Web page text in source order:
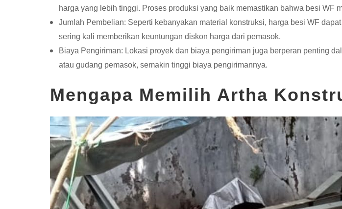
harga yang lebih tinggi. Proses produksi yang baik memastikan bahwa besi WF
Jumlah Pembelian: Seperti kebanyakan material konstruksi, harga besi WF
sering kali memberikan keuntungan diskon harga dari pemasok.
Biaya Pengiriman: Lokasi proyek dan biaya pengiriman juga berperan penting
atau gudang pemasok, semakin tinggi biaya pengirimannya.
Mengapa Memilih Artha